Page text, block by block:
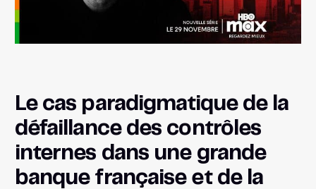
Le cas paradigmatique de la
défaillance des contrôles
internes dans une grande
banque française et de la